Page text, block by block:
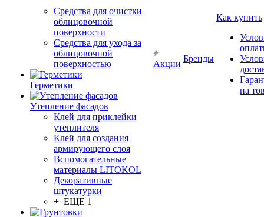
Средства для очистки
облицовочной
поверхности
Средства для ухода за
облицовочной
поверхностью
Герметики
Утепление фасадов
Клей для приклейки
утеплителя
Клей для создания
армирующего слоя
Вспомогательные
материалы LITOKOL
Декоративные
штукатурки
+ ЕЩЕ 1
Акции
Бренды
Как купить
на